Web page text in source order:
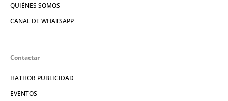
QUIÉNES SOMOS
CANAL DE WHATSAPP
Contactar
HATHOR PUBLICIDAD
EVENTOS